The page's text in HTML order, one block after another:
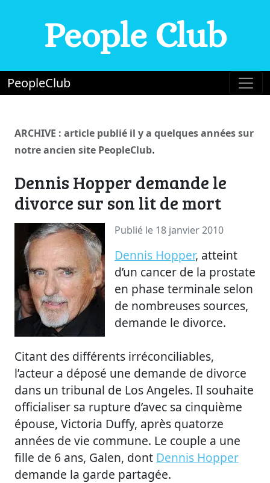
People Club
PeopleClub
ARCHIVE : article publié il y a quelques années sur
notre ancien site PeopleClub.
Dennis Hopper demande le
divorce sur son lit de mort
Publié le 18 janvier 2010
Dennis Hopper, atteint
d’un cancer de la prostate
en phase terminale selon
de nombreuses sources,
demande le divorce.
Citant des différents irréconciliables,
l’acteur a déposé une demande de divorce
dans un tribunal de Los Angeles. Il souhaite
officialiser sa rupture d’avec sa cinquième
épouse, Victoria Duffy, après quatorze
années de vie commune. Le couple a une
fille de 6 ans, Galen, dont Dennis Hopper
demande la garde partagée.